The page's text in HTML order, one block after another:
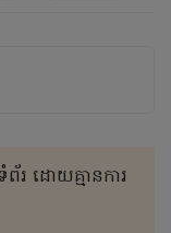
រ ដោយគ្មានការ